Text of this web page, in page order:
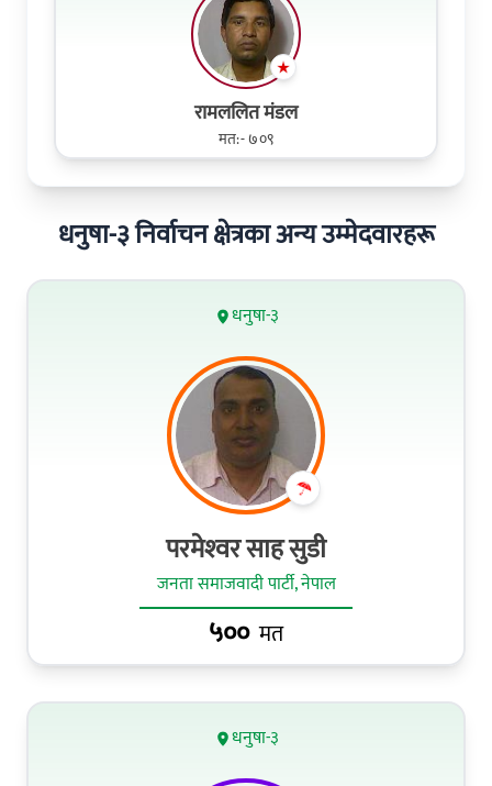
रामललित मंडल
मत:- ७०९
धनुषा-३ निर्वाचन क्षेत्रका अन्य उम्मेदवारहरू
धनुषा-३
परमेश्‍वर साह सुडी
जनता समाजवादी पार्टी, नेपाल
५०० मत
धनुषा-३